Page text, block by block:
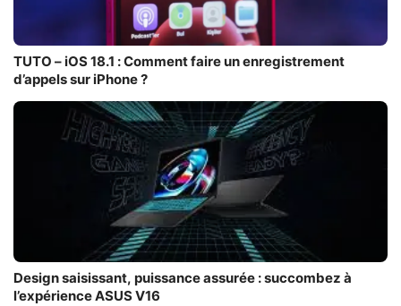
TUTO – iOS 18.1 : Comment faire un enregistrement
d’appels sur iPhone ?
Design saisissant, puissance assurée : succombez à
l’expérience ASUS V16